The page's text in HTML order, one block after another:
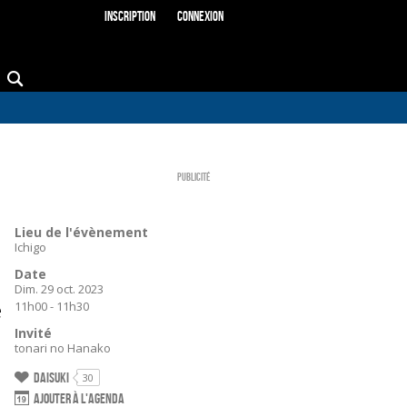
Inscription Connexion
Publicité
Lieu de l'évènement
Ichigo
Date
Dim. 29 oct. 2023
11h00 - 11h30
Invité
tonari no Hanako
Daisuki 30
Ajouter à l'agenda